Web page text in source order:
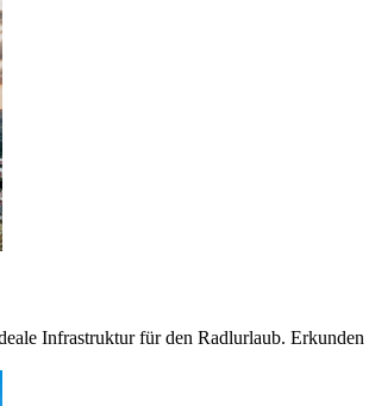
Infrastruktur für den Radlurlaub. Erkunden